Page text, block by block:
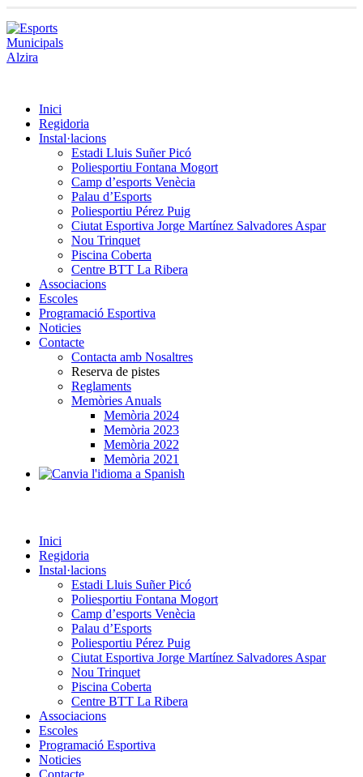
Inici
Regidoria
Instal·lacions
Estadi Lluis Suñer Picó
Poliesportiu Fontana Mogort
Camp d’esports Venècia
Palau d’Esports
Poliesportiu Pérez Puig
Ciutat Esportiva Jorge Martínez Salvadores Aspar
Nou Trinquet
Piscina Coberta
Centre BTT La Ribera
Associacions
Escoles
Programació Esportiva
Noticies
Contacte
Contacta amb Nosaltres
Reserva de pistes
Reglaments
Memòries Anuals
Memòria 2024
Memòria 2023
Memòria 2022
Memòria 2021
Inici
Regidoria
Instal·lacions
Estadi Lluis Suñer Picó
Poliesportiu Fontana Mogort
Camp d’esports Venècia
Palau d’Esports
Poliesportiu Pérez Puig
Ciutat Esportiva Jorge Martínez Salvadores Aspar
Nou Trinquet
Piscina Coberta
Centre BTT La Ribera
Associacions
Escoles
Programació Esportiva
Noticies
Contacte